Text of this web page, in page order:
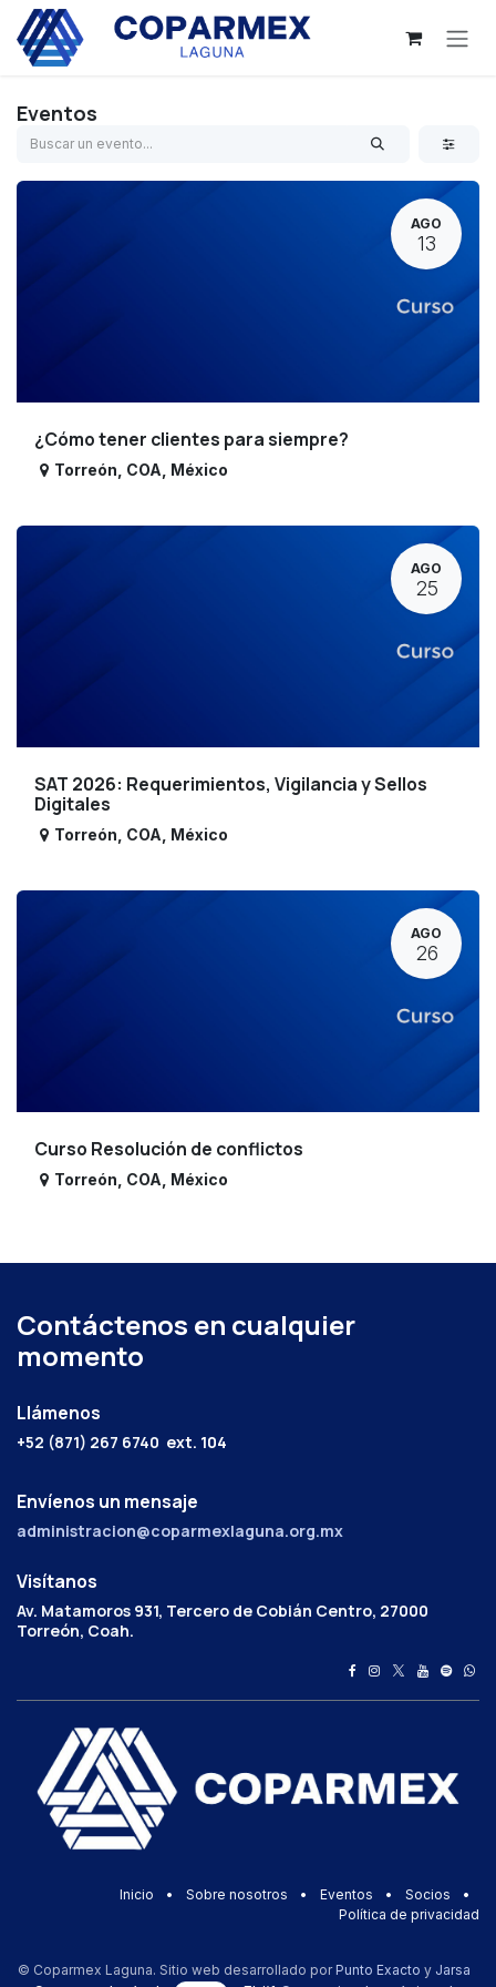
Ir al contenido
Eventos
AGO
13
¿Cómo tener clientes para siempre?
Torreón COA México
AGO
25
SAT 2026: Requerimientos, Vigilancia y Sellos
Digitales
Torreón COA México
AGO
26
Curso Resolución de conflictos
Torreón COA México
Contáctenos en cualquier
momento
Llámenos
+52 (871) 267 6740 ext. 104
Envíenos un mensaje
administracion@coparmexlaguna.org.mx
Visítanos
Av. Matamoros 931, Tercero de Cobián Centro, 27000
Torreón, Coah.
Inicio • Sobre nosotros • Eventos • Socios
•
Política de privacidad
© Coparmex Laguna. Sitio web desarrollado por Punto Exacto y Jarsa